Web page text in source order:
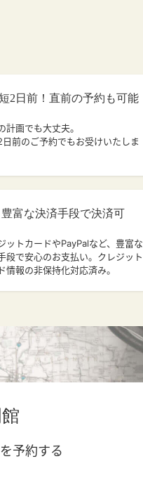
2日前！直前の予約も可能
計画でも大丈夫。
日前のご予約でもお受けいたしま
豊富な決済手段で決済可
ットカードやPayPalなど、豊富な
段で安心のお支払い。クレジット
情報の非保持化対応済み。
予約する